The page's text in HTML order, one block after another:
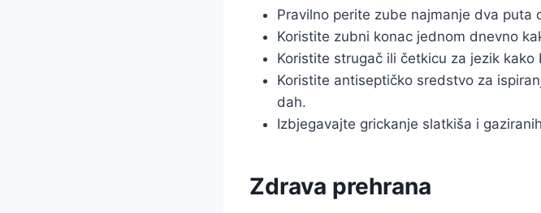
Pravilno perite zube najmanje dva
Koristite zubni konac jednom dnevno
Koristite strugač ili četkicu za jezik
Koristite antiseptičko sredstvo za
dah.
Izbjegavajte grickanje slatkiša i
Zdrava prehrana